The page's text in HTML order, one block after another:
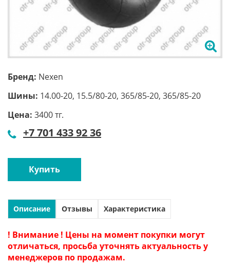
Бренд: Nexen
Шины: 14.00-20, 15.5/80-20, 365/85-20, 365/85-20
Цена: 3400 тг.
+7 701 433 92 36
Купить
Описание Отзывы Характеристика
! Внимание ! Цены на момент покупки могут
отличаться, просьба уточнять актуальность у
менеджеров по продажам.